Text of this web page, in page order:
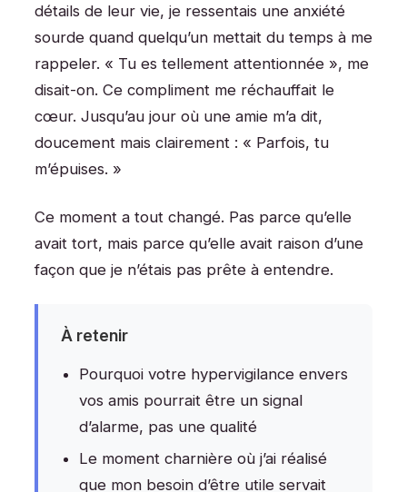
détails de leur vie, je ressentais une anxiété
sourde quand quelqu’un mettait du temps à me
rappeler. « Tu es tellement attentionnée », me
disait-on. Ce compliment me réchauffait le
cœur. Jusqu’au jour où une amie m’a dit,
doucement mais clairement : « Parfois, tu
m’épuises. »
Ce moment a tout changé. Pas parce qu’elle
avait tort, mais parce qu’elle avait raison d’une
façon que je n’étais pas prête à entendre.
À retenir
Pourquoi votre hypervigilance envers
vos amis pourrait être un signal
d’alarme, pas une qualité
Le moment charnière où j’ai réalisé
que mon besoin d’être utile servait